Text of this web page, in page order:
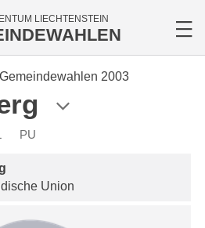
LIECHTENSTEIN
Gemeindewahlen 2003
PU
Union